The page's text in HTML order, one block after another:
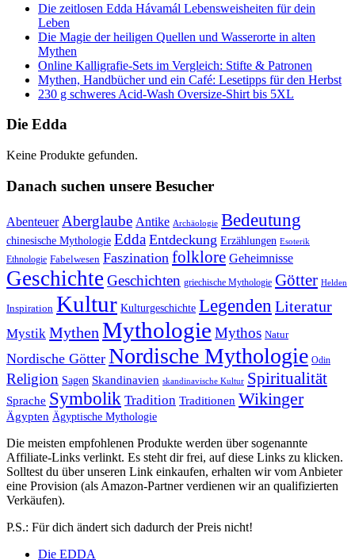
Die zeitlosen Edda Hávamál Lebensweisheiten für dein
Leben
Die Magie der heiligen Quellen und Wasserorte in alten
Mythen
Online Kalligrafie‑Sets im Vergleich: Stifte & Patronen
Mythen, Handbücher und ein Café: Lesetipps für den Herbst
230 g schweres Acid-Wash Oversize-Shirt bis 5XL
Die Edda
Keine Produkte gefunden.
Danach suchen unsere Besucher
Abenteuer Aberglaube Antike Archäologie Bedeutung
chinesische Mythologie Edda Entdeckung Erzählungen Esoterik
Ethnologie Fabelwesen Faszination folklore Geheimnisse
Geschichte Geschichten griechische Mythologie Götter Helden
Inspiration Kultur Kulturgeschichte Legenden Literatur
Mystik MythenMythologie Mythos Natur
Nordische Götter Nordische Mythologie Odin
Religion Sagen Skandinavien skandinavische Kultur Spiritualität
Sprache Symbolik Tradition Traditionen Wikinger
Ägypten Ägyptische Mythologie
Die meisten empfohlenen Produkte werden über sogenannte
Affiliate-Links verlinkt. Es steht dir frei, auf diese Links zu klicken.
Solltest du über unseren Link einkaufen, erhalten wir vom Anbieter
eine Provision (als Amazon-Partner verdienen wir an qualifizierten
Verkäufen).
P.S.: Für dich ändert sich dadurch der Preis nicht!
Die EDDA